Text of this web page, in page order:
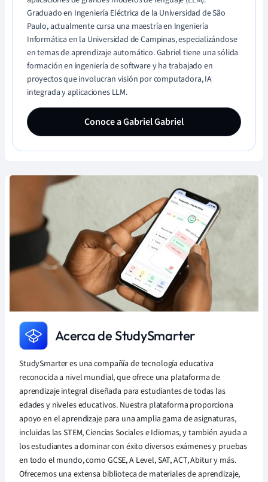
Graduado en Ingeniería Eléctrica de la Universidad de São
Paulo, actualmente cursa una maestría en Ingeniería
Informática en la Universidad de Campinas, especializándose
en temas de aprendizaje automático. Gabriel tiene una sólida
formación en ingeniería de software y ha trabajado en
proyectos que involucran visión por computadora, IA
integrada y aplicaciones LLM.
Conoce a Gabriel Gabriel
Acerca de StudySmarter
StudySmarter es una compañía de tecnología educativa
reconocida a nivel mundial, que ofrece una plataforma de
aprendizaje integral diseñada para estudiantes de todas las
edades y niveles educativos. Nuestra plataforma proporciona
apoyo en el aprendizaje para una amplia gama de asignaturas,
incluidas las STEM, Ciencias Sociales e Idiomas, y también ayuda a
los estudiantes a dominar con éxito diversos exámenes y pruebas
en todo el mundo, como GCSE, A Level, SAT, ACT, Abitur y más.
Ofrecemos una extensa biblioteca de materiales de aprendizaje,